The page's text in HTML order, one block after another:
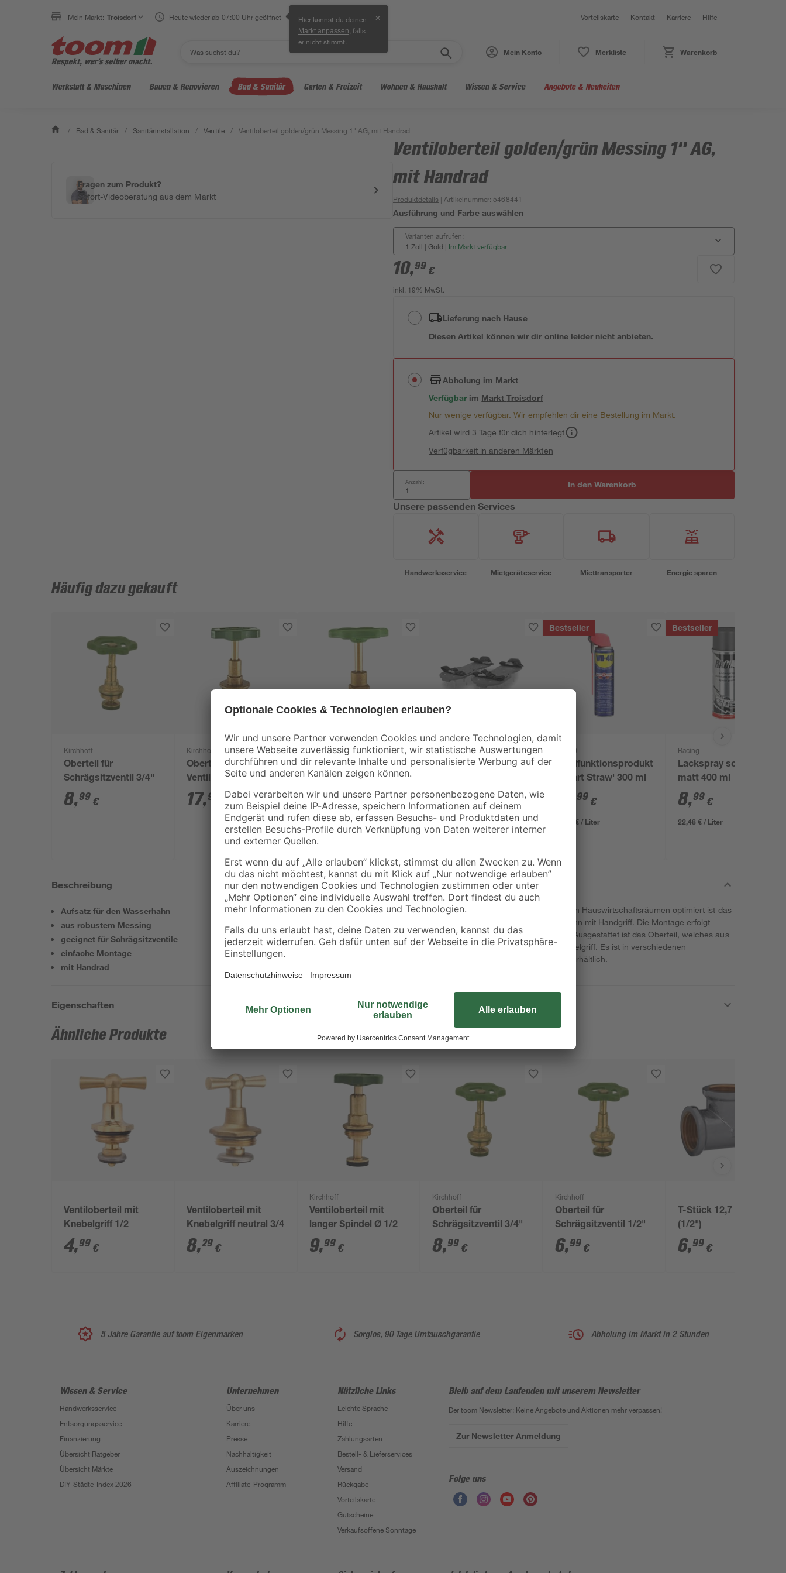
Mein Markt: Troisdorf Heute wieder ab 07:00 Uhr geöffnet Hier kannst du deinen
Markt anpassen , falls
er nicht stimmt.
✕ Vorteilskarte Kontakt Karriere Hilfe
Mein Konto Merkliste Warenkorb
Werkstatt & Maschinen Bauen & Renovieren Bad & Sanitär Garten & Freizeit Wohnen & Haushalt Wissen & Service Angebote & Neuheiten
/ Bad & Sanitär / Sanitärinstallation / Ventile / Ventiloberteil golden/grün Messing 1" AG, mit Handrad
Fragen zum Produkt?
Sofort-Videoberatung aus dem Markt
Ventiloberteil golden/grün Messing 1" AG,
mit Handrad
Produktdetails | Artikelnummer: 5468441
Ausführung und Farbe auswählen
Varianten aufrufen:
1 Zoll | Gold | Im Markt verfügbar
10,99 €
inkl. 19% MwSt.
Lieferung nach Hause
Diesen Artikel können wir dir online leider nicht anbieten.
Abholung im Markt
Verfügbar im MarktTroisdorf
Nur wenige verfügbar. Wir empfehlen dir eine Bestellung im Markt.
Artikel wird 3 Tage für dich hinterlegt
Verfügbarkeit in anderen Märkten
Anzahl: In den Warenkorb
Unsere passenden Services
Handwerksservice Mietgeräteservice Miettransporter Energie sparen
Häufig dazu gekauft
Kirchhoff
Oberteil für
Schrägsitzventil 3/4"
8,99 €
Kirchhoff
Oberteil für KFR-
Ventil 33,25 mm (1)
17,99 €
Kirchhoff
Schrägsitzoberteil 33
mm (1)
10,99€
toom
Rasenlüfterschuhe für
14,99€
Bestseller
WD-40
Multifunktionsprodukt
'Smart Straw' 300 ml
99 €
36,63 € / Liter
Bestseller
Racing
Lackspray schwarz
matt 400 ml
8,99 €
22,48 € / Liter
Beschreibung
Aufsatz für den Wasserhahn
aus robustem Messing
geeignet für Schrägsitzventile
einfache Montage
mit Handrad
Für Wasserinstallationen in Garage, Keller oder in Hauswirtschaftsräumen optimiert ist das
Ventiloberteil von Conmetall für einen Wasserhahn mit Handgriff. Die Montage erfolgt
schnell und unkompliziert durch Aufschrauben. Ausgestattet ist das Oberteil, welches aus
hochwertigem Messing besteht, mit einem Knebelgriff. Es ist in verschiedenen
Ausführungen für unterschiedliche Anschlüsse erhältlich.
Eigenschaften
Ähnliche Produkte
Ventiloberteil mit
Knebelgriff 1/2
4,99 €
Ventiloberteil mit
Knebelgriff neutral 3/4
8,29 €
Kirchhoff
Ventiloberteil mit
langer Spindel Ø 1/2
9,99 €
Kirchhoff
Oberteil für
Schrägsitzventil 3/4"
8,99 €
Kirchhoff
Oberteil für
Schrägsitzventil 1/2"
6,99 €
T-Stück 12,7 mm
(1/2")
6,99 €
5 Jahre Garantie auf toom Eigenmarken Sorglos, 90 Tage Umtauschgarantie Abholung im Markt in 2 Stunden
Wissen & Service
Handwerksservice
Entsorgungsservice
Finanzierung
Übersicht Ratgeber
Übersicht Märkte
DIY-Städte-Index 2026
Unternehmen
Über uns
Karriere
Presse
Nachhaltigkeit
Auszeichnungen
Affiliate-Programm
Nützliche Links
Leichte Sprache
Hilfe
Zahlungsarten
Bestell- & Lieferservices
Versand
Rückgabe
Vorteilskarte
Gutscheine
Verkaufsoffene Sonntage
Bleib auf dem Laufenden mit unserem Newsletter
Der toom Newsletter: Keine Angebote und Aktionen mehr verpassen!
Zur Newsletter Anmeldung
Folge uns